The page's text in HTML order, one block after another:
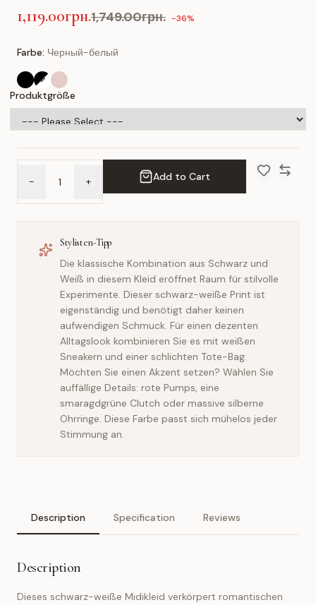
1,119.00грн.1,749.00грн. -36%
Farbe: Черный-белый
Produktgröße
- + Add to Cart
Stylisten-Tipp
Die klassische Kombination aus Schwarz und
Weiß in diesem Kleid eröffnet Raum für stilvolle
Experimente. Dieser schwarz-weiße Print ist
eigenständig und benötigt daher keinen
aufwendigen Schmuck. Für einen dezenten
Alltagslook kombinieren Sie es mit weißen
Sneakern und einer schlichten Tote-Bag.
Möchten Sie einen Akzent setzen? Wählen Sie
auffällige Details: rote Pumps, eine
smaragdgrüne Clutch oder massive silberne
Ohrringe. Diese Farbe passt sich mühelos jeder
Stimmung an.
Description Specification Reviews
Description
Dieses schwarz-weiße Midikleid verkörpert romantischen